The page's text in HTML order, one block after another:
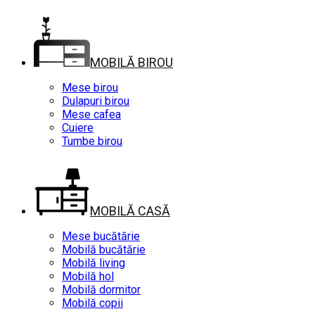
MOBILĂ BIROU
Mese birou
Dulapuri birou
Mese cafea
Cuiere
Tumbe birou
MOBILĂ CASĂ
Mese bucătărie
Mobilă bucătărie
Mobilă living
Mobilă hol
Mobilă dormitor
Mobilă copii